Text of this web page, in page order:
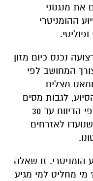
מנגנוני
ההומניטרי
נכנס כיום מזון
המחושב לפי
מצליח
לגבות מסים
מסוחרים בשיעורים שמגיעים לפי הדיווח עד 30
לאזרחים
הומניטרי. זו שאלה
מי מחליט למי מגיע